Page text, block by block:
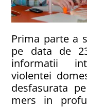
Prima parte a
pe data de
informatii
violentei
desfasurata
mers in